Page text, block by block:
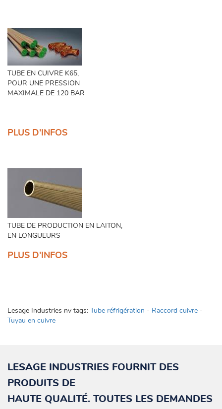
TUBE EN CUIVRE K65,
POUR UNE PRESSION
MAXIMALE DE 120 BAR
PLUS D'INFOS
TUBE DE PRODUCTION EN LAITON,
EN LONGUEURS
PLUS D'INFOS
Lesage Industries nv tags: Tube réfrigération - Raccord cuivre -
Tuyau en cuivre
LESAGE INDUSTRIES FOURNIT DES
PRODUITS DE
HAUTE QUALITÉ. TOUTES LES DEMANDES